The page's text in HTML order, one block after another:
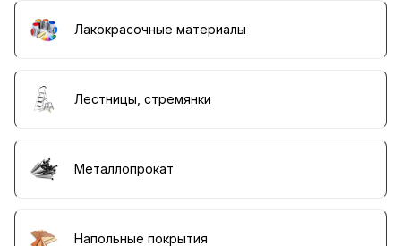
Лакокрасочные материалы
Лестницы, стремянки
Металлопрокат
Напольные покрытия